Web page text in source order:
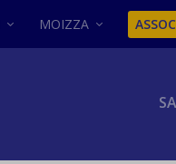
MOIZZA